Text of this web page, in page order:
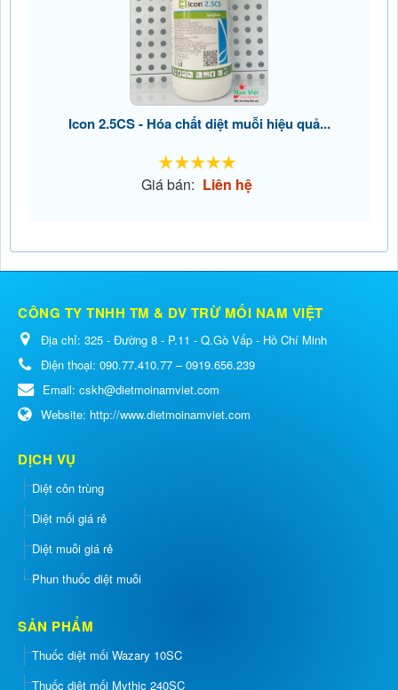
Icon 2.5CS - Hóa chất diệt muỗi hiệu quả...
Giá bán: Liên hệ
CÔNG TY TNHH TM & DV TRỪ MỐI NAM VIỆT
Địa chỉ: 325 - Đường 8 - P.11 - Q.Gò Vấp - Hồ Chí Minh
Điện thoại: 090.77.410.77 – 0919.656.239
Email: cskh@dietmoinamviet.com
Website: http://www.dietmoinamviet.com
DỊCH VỤ
Diệt côn trùng
Diệt mối giá rẻ
Diệt muỗi giá rẻ
Phun thuốc diệt muỗi
SẢN PHẨM
Thuốc diệt mối Wazary 10SC
Thuốc diệt mối Mythic 240SC